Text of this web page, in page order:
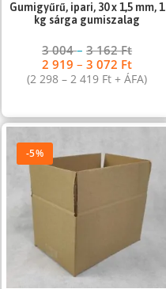
Gumigyűrű, ipari, 30 x 1,5 mm, 1
kg sárga gumiszalag
3 004–3 162Ft
2 919–3 072 Ft
(2 298–2 419 Ft + ÁFA)
-5%